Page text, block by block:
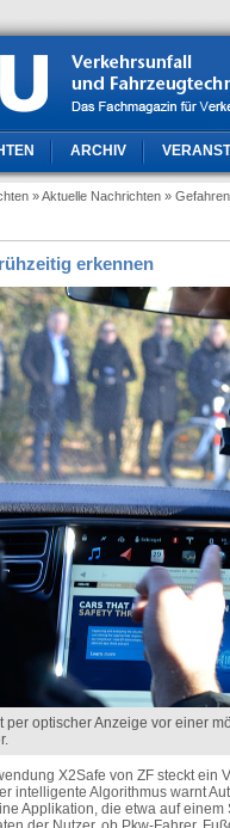
ARCHIV
» Aktuelle Nachrichten »
erkennen
per optischer Anzeige vor einer
X2Safe von ZF steckt ein
intelligente Algorithmus warnt
Applikation, die etwa auf